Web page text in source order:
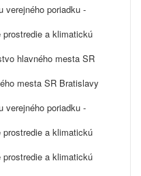
verejného poriadku -
a klimatickú
hlavného mesta SR
mesta SR Bratislavy
verejného poriadku -
a klimatickú
a klimatickú